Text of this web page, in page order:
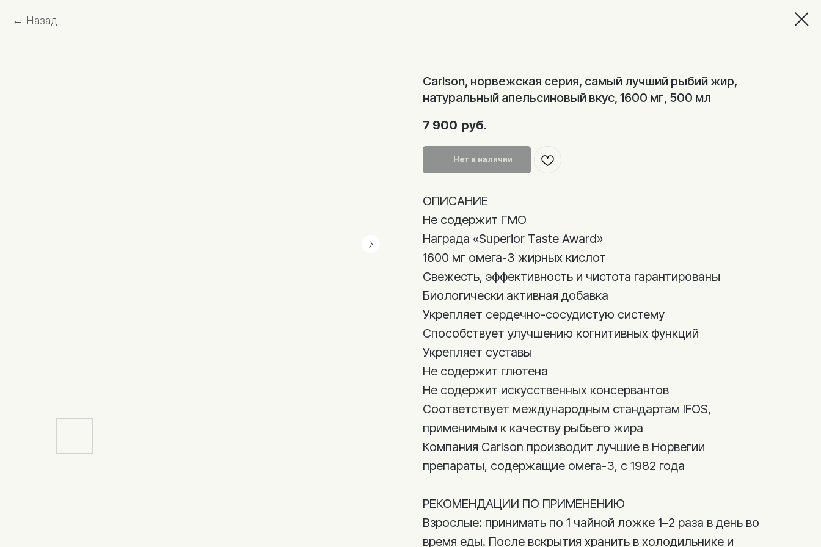
Назад
Carlson, норвежская серия, самый лучший рыбий жир,
натуральный апельсиновый вкус, 1600 мг, 500 мл
7 900 руб.
Нет в наличии
ОПИСАНИЕ
Не содержит ГМО
Награда «Superior Taste Award»
1600 мг омега-3 жирных кислот
Свежесть, эффективность и чистота гарантированы
Биологически активная добавка
Укрепляет сердечно-сосудистую систему
Способствует улучшению когнитивных функций
Укрепляет суставы
Не содержит глютена
Не содержит искусственных консервантов
Соответствует международным стандартам IFOS,
применимым к качеству рыбьего жира
Компания Carlson производит лучшие в Норвегии
препараты, содержащие омега-3, с 1982 года
РЕКОМЕНДАЦИИ ПО ПРИМЕНЕНИЮ
Взрослые: принимать по 1 чайной ложке 1–2 раза в день во
время еды. После вскрытия хранить в холодильнике и